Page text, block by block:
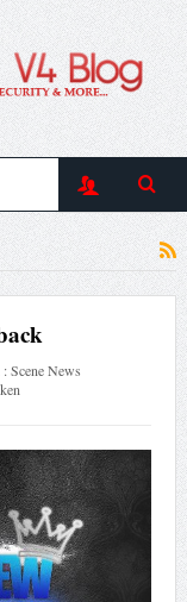
:Scene News